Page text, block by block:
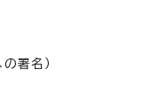
署名）